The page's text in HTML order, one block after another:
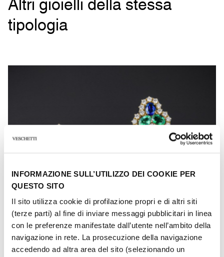
INFORMAZIONE SULL’UTILIZZO DEI COOKIE PER
QUESTO SITO
Il sito utilizza cookie di profilazione propri e di altri siti
(terze parti) al fine di inviare messaggi pubblicitari in linea
con le preferenze manifestate dall’utente nell’ambito della
navigazione in rete. La prosecuzione della navigazione
accedendo ad altra area del sito (selezionando un
tipologia